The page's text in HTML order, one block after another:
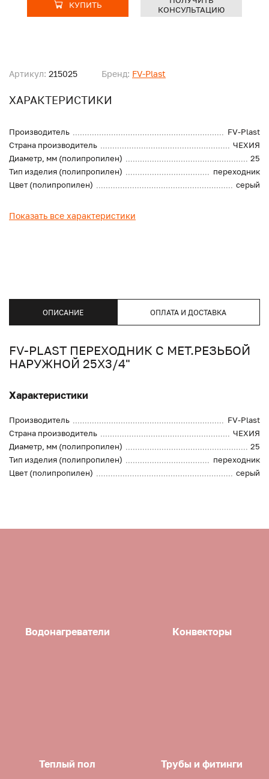
Артикул: 215025 Бренд: FV-Plast
ХАРАКТЕРИСТИКИ
Производитель
FV-Plast
Страна производитель
ЧЕХИЯ
Диаметр, мм (полипропилен)
25
Тип изделия (полипропилен)
переходник
Цвет (полипропилен)
серый
Показать все характеристики
КУПИТЬ
КОНСУЛЬТАЦИЮ
ОПИСАНИЕ ОПЛАТА И ДОСТАВКА
FV-PLAST ПЕРЕХОДНИК С МЕТ.РЕЗЬБОЙ
НАРУЖНОЙ 25Х3/4"
Характеристики
Производитель
FV-Plast
Страна производитель
ЧЕХИЯ
Диаметр, мм (полипропилен)
25
Тип изделия (полипропилен)
переходник
Цвет (полипропилен)
серый
Водонагреватели Конвекторы
Теплый пол Трубы и фитинги